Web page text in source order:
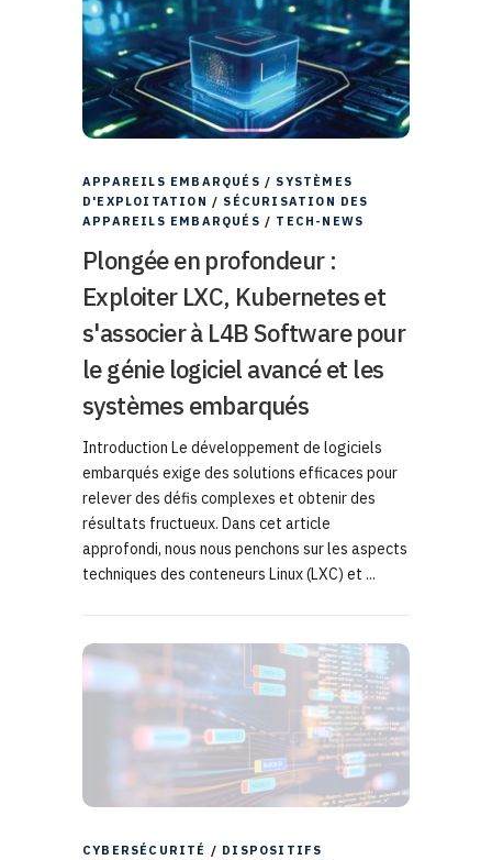
APPAREILS EMBARQUÉS / SYSTÈMES
D'EXPLOITATION / SÉCURISATION DES
APPAREILS EMBARQUÉS / TECH-NEWS
Plongée en profondeur :
Exploiter LXC, Kubernetes et
s'associer à L4B Software pour
le génie logiciel avancé et les
systèmes embarqués
Introduction Le développement de logiciels
embarqués exige des solutions efficaces pour
relever des défis complexes et obtenir des
résultats fructueux. Dans cet article
approfondi, nous nous penchons sur les aspects
techniques des conteneurs Linux (LXC) et ...
CYBERSÉCURITÉ / DISPOSITIFS